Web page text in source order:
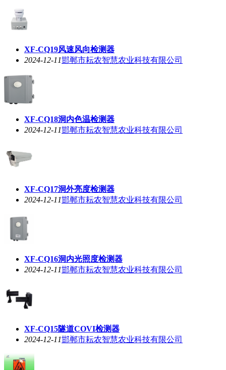
XF-CQ19风速风向检测器
2024-12-11邯郸市耘农智慧农业科技有限公司
XF-CQ18洞内色温检测器
2024-12-11邯郸市耘农智慧农业科技有限公司
XF-CQ17洞外亮度检测器
2024-12-11邯郸市耘农智慧农业科技有限公司
XF-CQ16洞内光照度检测器
2024-12-11邯郸市耘农智慧农业科技有限公司
XF-CQ15隧道COVI检测器
2024-12-11邯郸市耘农智慧农业科技有限公司